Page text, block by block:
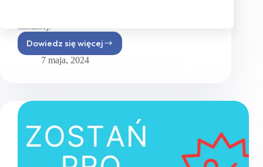
fiskalnej.
Dowiedz się więcej
Dlaczego
kasy
7 maja, 2024